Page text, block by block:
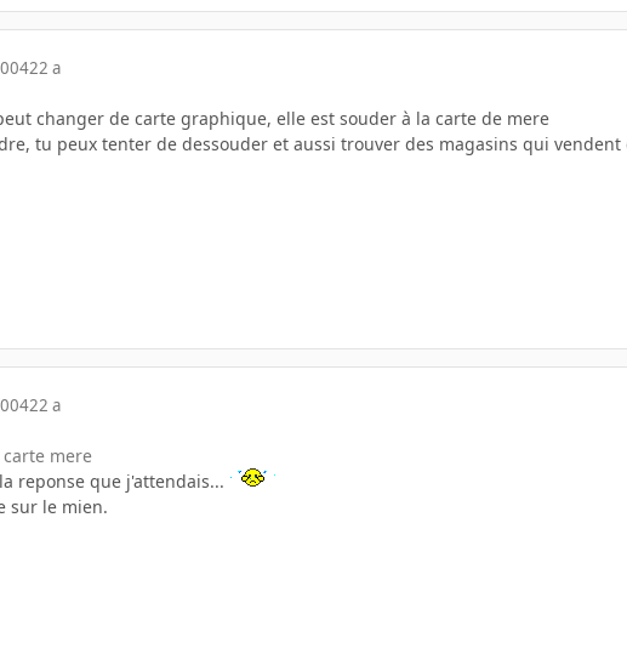
22 a
changer de carte graphique, elle est souder à la carte de mere
tu peux tenter de dessouder et aussi trouver des magasins qui
22 a
mere
reponse que j'attendais...
sur le mien.